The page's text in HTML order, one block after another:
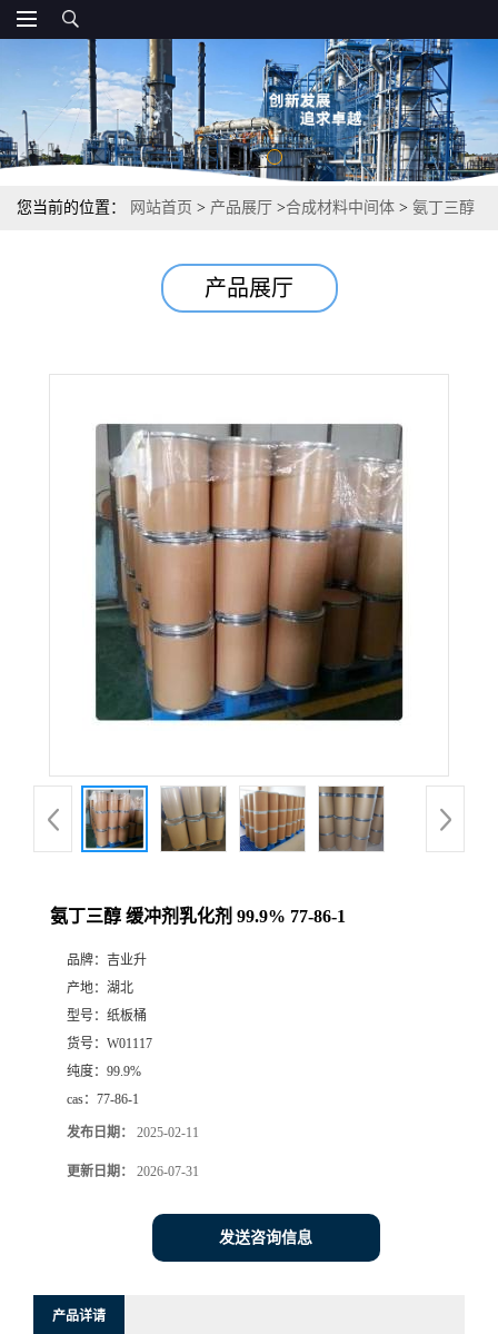
您当前的位置： 网站首页 > 产品展厅 >合成材料中间体 > 氨丁三醇
产品展厅
氨丁三醇 缓冲剂乳化剂 99.9% 77-86-1
品牌： 吉业升
产地： 湖北
型号： 纸板桶
货号： W01117
纯度： 99.9%
cas： 77-86-1
发布日期： 2025-02-11
更新日期： 2026-07-31
发送咨询信息
产品详请